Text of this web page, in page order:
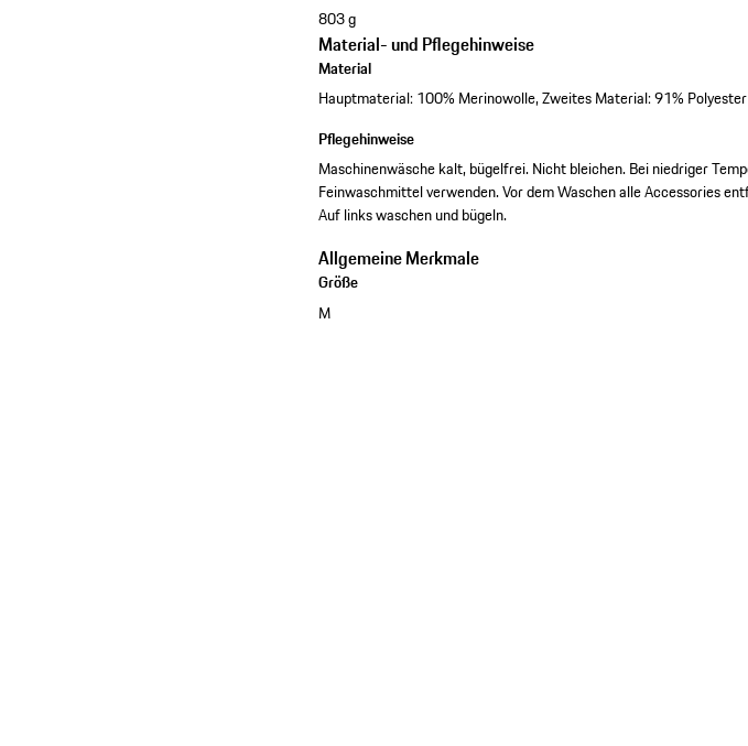
803 g
Material- und Pflegehinweise
Material
Hauptmaterial: 100% Merinowolle, Zweites Material: 91%
Pflegehinweise
Maschinenwäsche kalt, bügelfrei. Nicht bleichen. Bei niedriger
Feinwaschmittel verwenden. Vor dem Waschen alle Accessories
Auf links waschen und bügeln.
Allgemeine Merkmale
Größe
M